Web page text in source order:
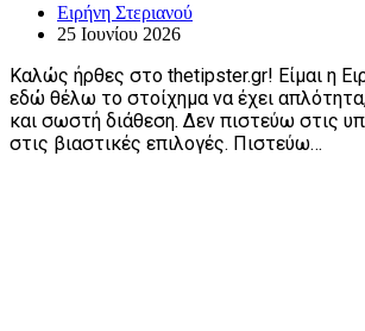
Ειρήνη Στεριανού
25 Ιουνίου 2026
Καλώς ήρθες στο thetipster.gr! Είμαι η
εδώ θέλω το στοίχημα να έχει
και σωστή διάθεση. Δεν πιστεύω στις
στις βιαστικές επιλογές. Πιστεύω…